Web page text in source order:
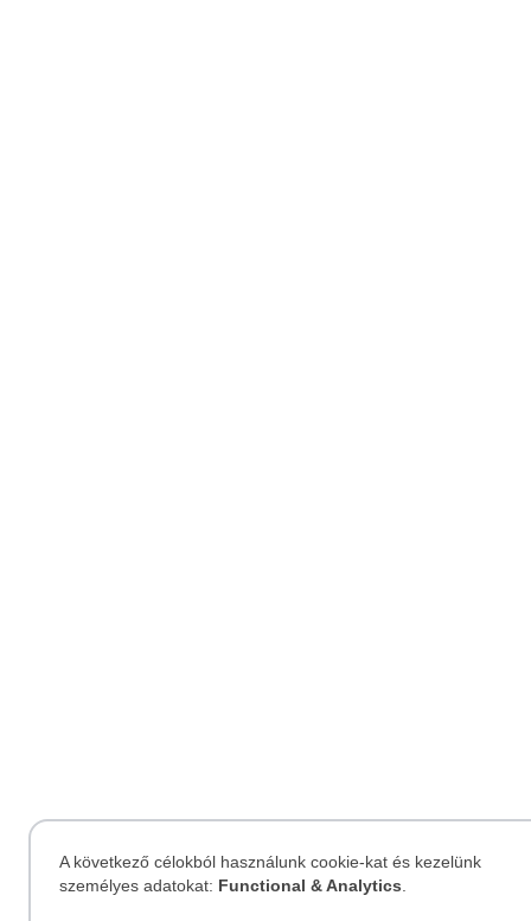
A következő célokból használunk cookie-kat és kezelünk
személyes adatokat: Functional & Analytics